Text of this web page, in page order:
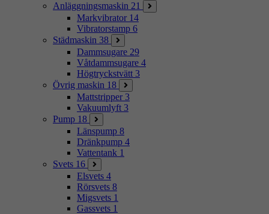
Anläggningsmaskin 21
Markvibrator 14
Vibratorstamp 6
Städmaskin 38
Dammsugare 29
Våtdammsugare 4
Högtryckstvätt 3
Övrig maskin 18
Mattstripper 3
Vakuumlyft 3
Pump 18
Länspump 8
Dränkpump 4
Vattentank 1
Svets 16
Elsvets 4
Rörsvets 8
Migsvets 1
Gassvets 1